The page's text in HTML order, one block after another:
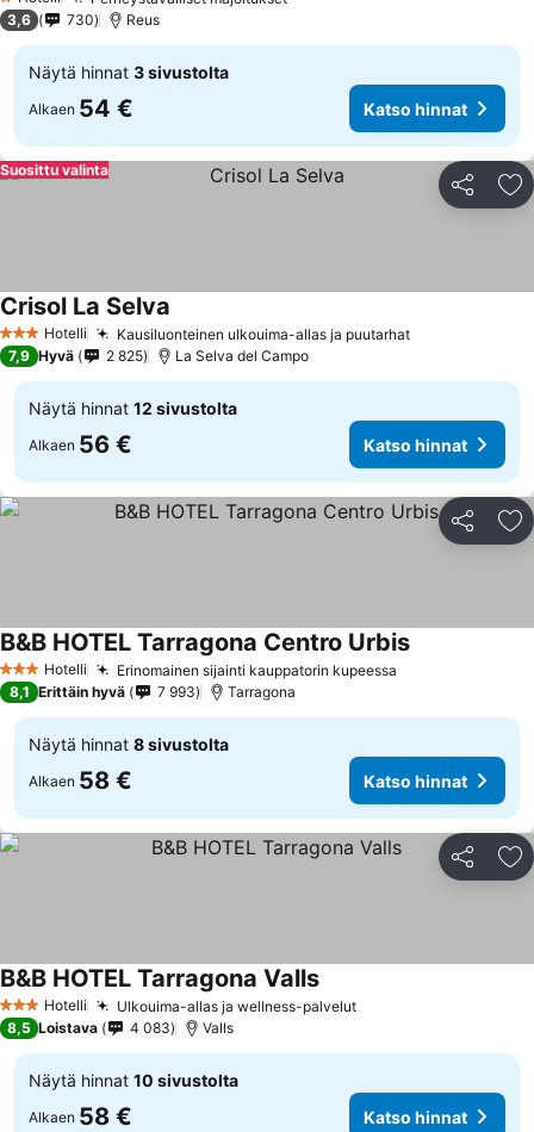
1 Tähtiluokitus
3,6
730 Reus
Näytä hinnat 3 sivustolta
Alkaen 54 € Katso hinnat
Jaa
Suosittu valinta
3 Tähtiluokitus
Hotelli Kausiluonteinen ulkouima-allas ja puutarhat
Crisol La Selva
7,9 Hyvä 2 825 La Selva del Campo
Näytä hinnat 12 sivustolta
Alkaen 56 € Katso hinnat
Jaa
3 Tähtiluokitus
Hotelli Erinomainen sijainti kauppatorin kupeessa
B&B HOTEL Tarragona Centro Urbis
8,1 Erittäin hyvä 7 993 Tarragona
Näytä hinnat 8 sivustolta
Alkaen 58 € Katso hinnat
Jaa
3 Tähtiluokitus
Hotelli Ulkouima-allas ja wellness-palvelut
B&B HOTEL Tarragona Valls
8,5 Loistava 4 083 Valls
Näytä hinnat 10 sivustolta
Alkaen 58 € Katso hinnat